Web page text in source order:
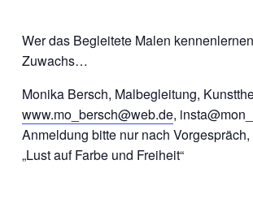
Wer das Begleitete Malen
Zuwachs…
Monika Bersch, Malbegleitung,
www.mo_bersch@web.de,
Anmeldung bitte nur nach Vorgespräch,
„Lust auf Farbe und Freiheit“